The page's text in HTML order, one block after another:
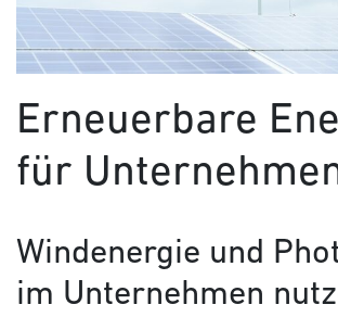
Erneuerbare
für
Windenergie und
im Unternehmen